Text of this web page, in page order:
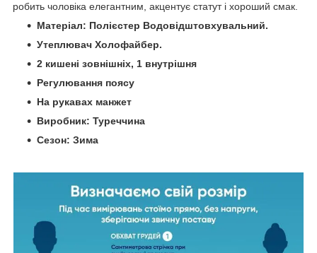
робить чоловіка елегантним, акцентує статут і хороший смак.
Матеріал: Полієстер Водовідштовхувальний.
Утеплювач Холофайбер.
2 кишені зовнішніх, 1 внутрішня
Регулювання поясу
На рукавах манжет
Виробник: Туреччина
Сезон: Зима